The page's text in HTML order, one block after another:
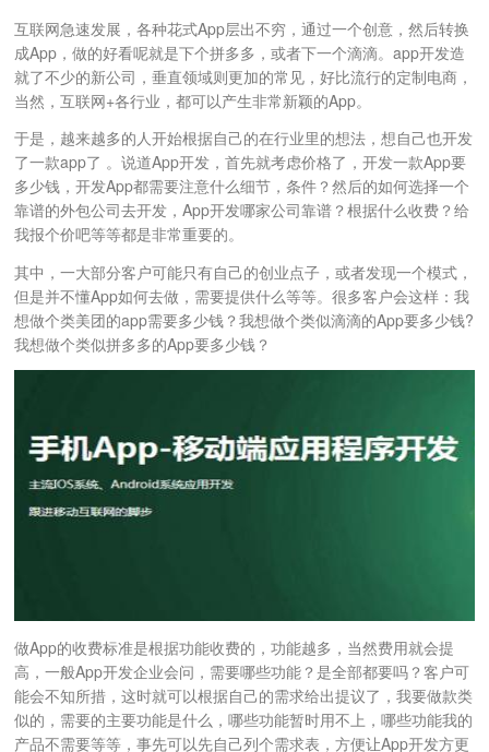
互联网急速发展，各种花式App层出不穷，通过一个创意，然后转换
成App，做的好看呢就是下个拼多多，或者下一个滴滴。app开发造
就了不少的新公司，垂直领域则更加的常见，好比流行的定制电商，
当然，互联网+各行业，都可以产生非常新颖的App。
于是，越来越多的人开始根据自己的在行业里的想法，想自己也开发
了一款app了 。说道App开发，首先就考虑价格了，开发一款App要
多少钱，开发App都需要注意什么细节，条件？然后的如何选择一个
靠谱的外包公司去开发，App开发哪家公司靠谱？根据什么收费？给
我报个价吧等等都是非常重要的。
其中，一大部分客户可能只有自己的创业点子，或者发现一个模式，
但是并不懂App如何去做，需要提供什么等等。很多客户会这样：我
想做个类美团的app需要多少钱？我想做个类似滴滴的App要多少钱?
我想做个类似拼多多的App要多少钱？
做App的收费标准是根据功能收费的，功能越多，当然费用就会提
高，一般App开发企业会问，需要哪些功能？是全部都要吗？客户可
能会不知所措，这时就可以根据自己的需求给出提议了，我要做款类
似的，需要的主要功能是什么，哪些功能暂时用不上，哪些功能我的
产品不需要等等，事先可以先自己列个需求表，方便让App开发方更